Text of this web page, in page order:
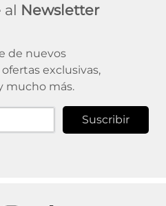
al Newsletter
de nuevos
exclusivas,
mucho más.
Suscribir